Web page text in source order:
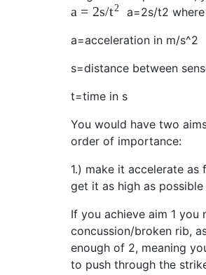
a = 2s/t 2 a=2s/t2 where
a=acceleration in m/s^2
s=distance between
t=time in s
You would have two
order of importance:
1.) make it accelerate as
get it as high as possible
If you achieve aim 1 you
concussion/broken rib,
enough of 2, meaning
to push through the